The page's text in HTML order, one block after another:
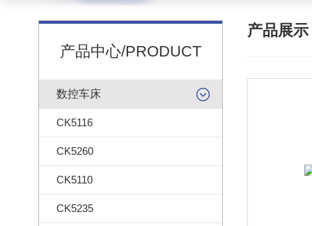
产品中心/PRODUCT
数控车床
CK5116
CK5260
CK5110
CK5235
产品展示